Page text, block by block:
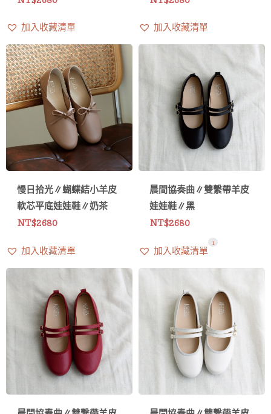
加入收藏清單 加入收藏清單
慢日拾光∥蝴蝶結小羊皮
軟芯平底娃娃鞋∥奶茶
NT$2680
加入收藏清單
晨間協奏曲∥雙繫帶羊皮
娃娃鞋∥黑
NT$2680
加入收藏清單
1